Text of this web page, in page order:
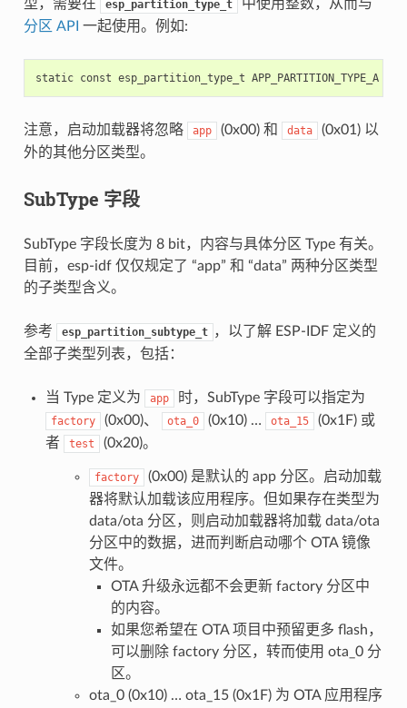
型，需要在 esp_partition_type_t
中使用整数，从而与
分区 API 一起使用。例如:
static const esp_partition_type_t APP_PARTITION_TYPE_A
注意，启动加载器将忽略 app (0x00) 和 data
(0x01) 以
外的其他分区类型。
SubType 字段
SubType 字段长度为 8 bit，内容与具体分区 Type 有关。
目前，esp-idf 仅仅规定了 “app” 和 “data” 两种分区类型
的子类型含义。
参考 esp_partition_subtype_t ，以了解 ESP-IDF 定义的
全部子类型列表，包括：
当 Type 定义为 app 时，SubType 字段可以指定为
factory (0x00)、 ota_0 (0x10) … ota_15
(0x1F) 或
者
test (0x20)。
factory
(0x00) 是默认的 app 分区。启动加载
器将默认加载该应用程序。但如果存在类型为
data/ota 分区，则启动加载器将加载 data/ota
分区中的数据，进而判断启动哪个 OTA 镜像
文件。
OTA 升级永远都不会更新 factory 分区中
的内容。
如果您希望在 OTA 项目中预留更多 flash，
可以删除 factory 分区，转而使用 ota_0 分
区。
ota_0 (0x10) … ota_15 (0x1F) 为 OTA 应用程序